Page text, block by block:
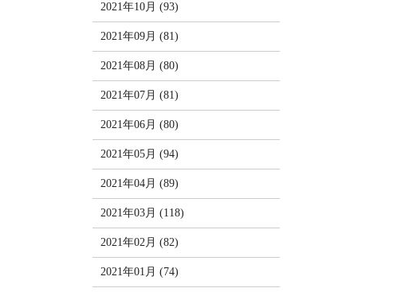
2021年10月 (93)
2021年09月 (81)
2021年08月 (80)
2021年07月 (81)
2021年06月 (80)
2021年05月 (94)
2021年04月 (89)
2021年03月 (118)
2021年02月 (82)
2021年01月 (74)